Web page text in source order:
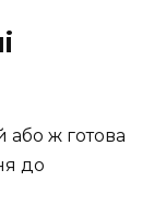
або ж готова
до